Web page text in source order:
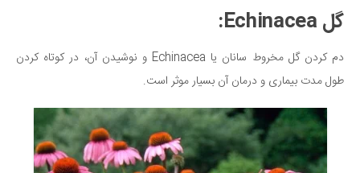
گل Echinacea:
دم کردن گل مخروط سانان یا Echinacea و نوشیدن آن، در کوتاه کردن
طول مدت بیماری و درمان آن بسیار موثر است.